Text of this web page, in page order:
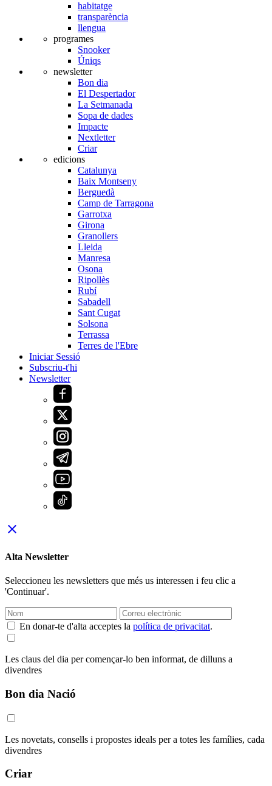
habitatge
transparència
llengua
programes
Snooker
Úniqs
newsletter
Bon dia
El Despertador
La Setmanada
Sopa de dades
Impacte
Nextletter
Criar
edicions
Catalunya
Baix Montseny
Berguedà
Camp de Tarragona
Garrotxa
Girona
Granollers
Lleida
Manresa
Osona
Ripollès
Rubí
Sabadell
Sant Cugat
Solsona
Terrassa
Terres de l'Ebre
Iniciar Sessió
Subscriu-t'hi
Newsletter
close
Alta Newsletter
Seleccioneu les newsletters que més us interessen i feu clic a
'Continuar'.
En donar-te d'alta acceptes la política de privacitat.
Les claus del dia per començar-lo ben informat, de dilluns a
divendres
Bon dia Nació
Les novetats, consells i propostes ideals per a totes les famílies, cada
divendres
Criar